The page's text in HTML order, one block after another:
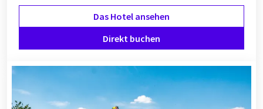
Das Hotel ansehen
Direkt buchen